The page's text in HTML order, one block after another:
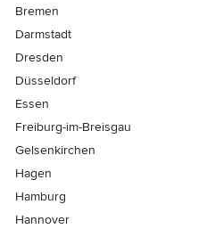
Bremen
Darmstadt
Dresden
Düsseldorf
Essen
Freiburg-im-Breisgau
Gelsenkirchen
Hagen
Hamburg
Hannover